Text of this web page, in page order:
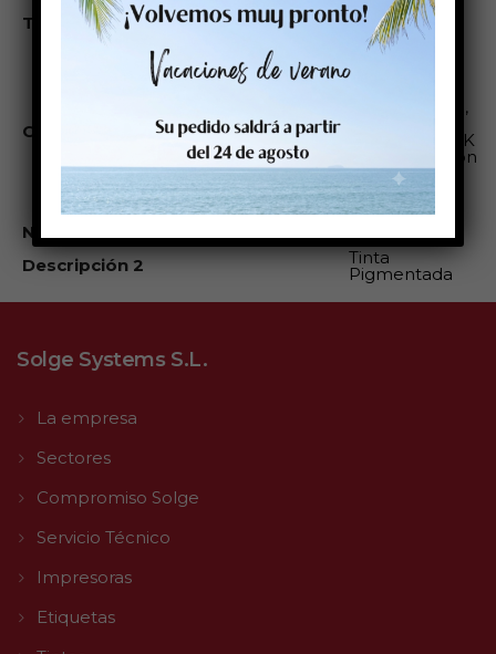
Tipo artículo
Cartuchos
Comentarios
Cartucho de
tinta Negro
C6000-C6500,
impresoras MK
(solo impresión
sobre
etiquetas
Mate)
Nombre 2 Web
Descripción 2
Tinta
Pigmentada
Solge Systems S.L.
La empresa
Sectores
Compromiso Solge
Servicio Técnico
Impresoras
Etiquetas